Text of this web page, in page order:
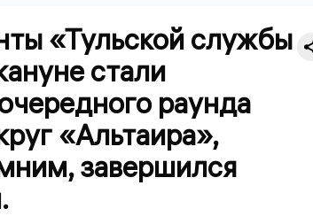
«Тульской службы
стали
раунда
«Альтаира»,
завершился